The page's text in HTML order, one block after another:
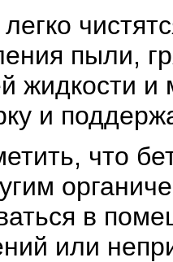
пыли,
жидкости и
и
что
в
или